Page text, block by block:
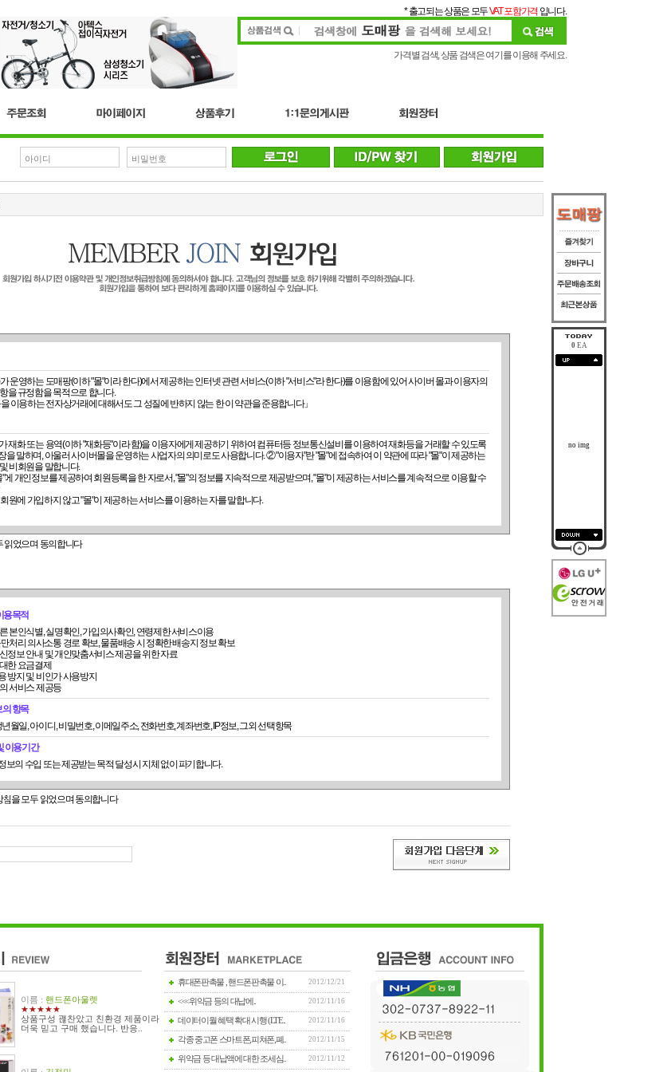
* 출고되는 상품은 모두VAT 포함가격 입니다.
가격별 검색, 상품 검색은 여기를 이용해 주세요.
을 규정함을 목적으로 합니다.
이용하는 전자상거래에 대해서도 그 성질에 반하지 않는 한 이 약관을 준용합니다」
비회원을 말합니다.
원에 가입하지 않고 "몰"이 제공하는 서비스를 이용하는 자를 말합니다.
는 팝업화면 등을 제공하여 이용자의 확인을 구하여야 합니다.
보호법 등 관련법을 위배하지 않는 범위에서 이 약관을 개정할 수 있습니다.
이용자가 알기 쉽도록 표시합니다.
경우에는 개정약관 조항이 적용됩니다.
등에서의소비자보호지침 및 관계법령 또는 상관례에 따릅니다.
및 변경)
무를 수행합니다.
용역에 대한 정보 제공 및 구매계약의 체결
체결된 재화 또는 용역의 배송
정하는 업무
또는 용역의 내용 및 제공일자를 명시하여 현재의 재화 또는 용역의 내용을 게시한 곳에 즉시 공지합니다.
시 통지합니다.
이로 인하여 이용자가 입은 손해를 배상합니다. 다만, "몰"이 고의 또는 과실이 없음을 입증하는 경우에는 그러하지 아니합니다.
에는 그러하지 아니합니다.
에 상응하는 현물 또는 현금으로 이용자에게 지급합니다.
한 가입 양식에 따라 회원정보를 기입한 후 이 약관에 동의한다는 의사표시를 함으로서 회원가입을 신청합니다.
회원으로 가입할 것을 신청한 이용자 중 다음 각호에 해당하지 않는 한 회원으로 등록합니다.
"몰"의 회원재가입 승낙을 얻은 경우에는 예외로 한다.
허위, 기재누락, 오기가 있는 경우
으로 등록하는 것이 "몰"의 기술상 현저히 지장이 있다고 판단되는 경우
읽었으며 동의합니다
용목적
본인식별, 실명확인, 가입의사확인, 연령제한 서비스이용
처리 의사소통 경로 확보, 물품배송 시 정확한 배송지 정보 확보
정보 안내 및 개인맞춤서비스 제공을 위한 자료
한 요금결제
방지 및 비인가 사용방지
서비스 제공등
의 항목
월일, 아이디, 비밀번호, 이메일주소, 전화번호, 계좌번호, IP정보, 그외 선택항목
이용기간
의 수입 또는 제공받는 목적 달성시 지체 없이 파기합니다.
비자보호에 관한 법률 등 타법률에 의해 보존할 필요가 있는 경우에는 일정기간 보존합니다.
을 모두 읽었으며 동의합니다
0EA
no img
이름 : 핸드폰아울렛
★★★★★
더욱 믿고 구매 했습니다. 반응..
휴대폰판촉물 , 핸드폰판촉물 이.. 2012/12/21
<<<위약금 등의 대납에.. 2012/11/16
데이터이월 혜택 확대 시행 (LTE.. 2012/11/16
각종 중고폰 스마트폰,피쳐폰,폐.. 2012/11/15
위약금 등 대납액에 대한 조세심.. 2012/11/12